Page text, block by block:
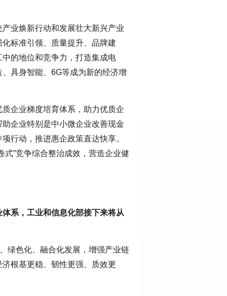
业焕新行动和发展壮大新兴产业
标准引领、质量提升、品牌建
的地位和竞争力，打造集成电
具身智能、6G等成为新的经济增
质企业梯度培育体系，助力优质企
企业特别是中小微企业改善现金
行动，推进惠企政策直达快享。
”竞争综合整治成效，营造企业健
系，工业和信息化部接下来将从
绿色化、融合化发展，增强产业链
根基更稳、韧性更强、质效更